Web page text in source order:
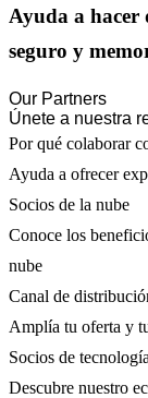
Ayuda a hacer
seguro y
Our Partners
Únete a nuestra
Por qué colaborar
Ayuda a ofrecer
Socios de la nube
Conoce los
nube
Canal de
Amplía tu oferta y
Socios de
Descubre nuestro